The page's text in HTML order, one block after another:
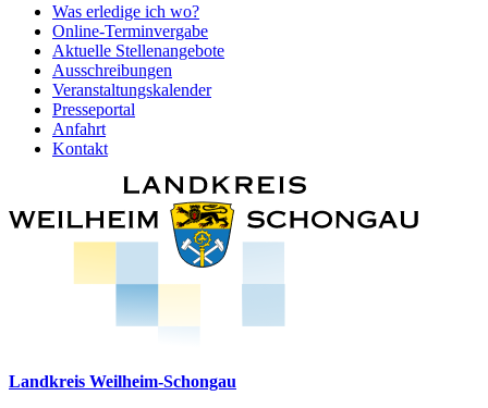
Was erledige ich wo?
Online-Terminvergabe
Aktuelle Stellenangebote
Ausschreibungen
Veranstaltungskalender
Presseportal
Anfahrt
Kontakt
Landkreis Weilheim-Schongau